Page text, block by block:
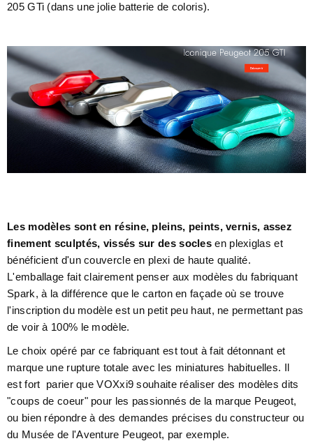
205 GTi (dans une jolie batterie de coloris).
Les modèles sont en résine, pleins, peints, vernis, assez
finement sculptés, vissés sur des socles en plexiglas et
bénéficient d'un couvercle en plexi de haute qualité.
L'emballage fait clairement penser aux modèles du fabriquant
Spark, à la différence que le carton en façade où se trouve
l'inscription du modèle est un petit peu haut, ne permettant pas
de voir à 100% le modèle.
Le choix opéré par ce fabriquant est tout à fait détonnant et
marque une rupture totale avec les miniatures habituelles. Il
est fort parier que VOXxi9 souhaite réaliser des modèles dits
"coups de coeur" pour les passionnés de la marque Peugeot,
ou bien répondre à des demandes précises du constructeur ou
du Musée de l'Aventure Peugeot, par exemple.